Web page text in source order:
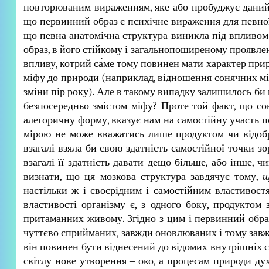
повторюваним вираженням, яке або пробуджує
що первинний образ є психічне вираження для
що певна анатомічна структура виникла під
образ, в його стійкому і загальнопоширеному
впливу, котрий са́ме тому повинен мати характер
міфу до природи (наприклад, відношення сонячних
зміни пір року). Але в такому випадку залишилось би
безпосередньо змістом міфу? Проте той факт, що
алегоричну форму, вказує нам на самостійну
мірою не може вважатись лише продуктом чи
взагалі взяла би свою здатність самостійної точки
взагалі її здатність давати дещо більше, або
визнати, що ця мозкова структура завдячує тому,
настільки ж і своєрідним і самостійним
властивості організму є, з одного боку,
притаманних живому. Згідно з цим і первинний
чуттєво сприйманих, завжди оновлюваних і тому
він повинен бути віднесений до відомих внутрішніх
світлу нове утворення ‒ око, а процесам природи